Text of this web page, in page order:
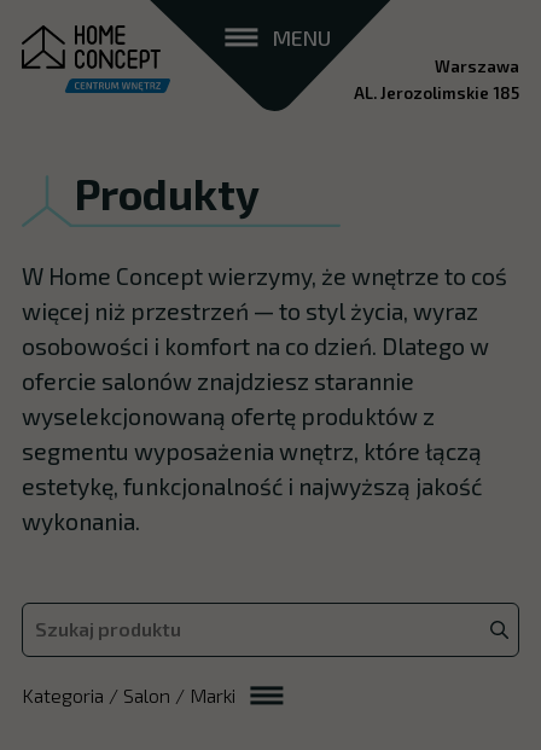
MENU
Warszawa
AL. Jerozolimskie 185
Produkty
W Home Concept wierzymy, że wnętrze to coś
więcej niż przestrzeń — to styl życia, wyraz
osobowości i komfort na co dzień. Dlatego w
ofercie salonów znajdziesz starannie
wyselekcjonowaną ofertę produktów z
segmentu wyposażenia wnętrz, które łączą
estetykę, funkcjonalność i najwyższą jakość
wykonania.
Kategoria / Salon / Marki